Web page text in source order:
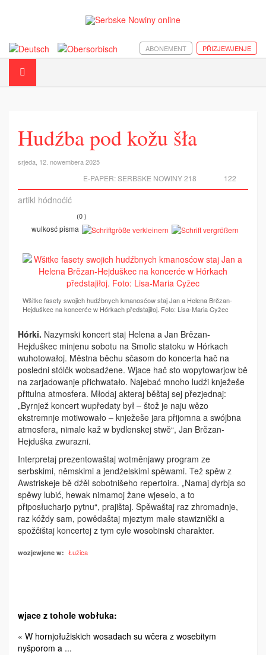
PŘIZJEWJENJE
ABONEMENT
Hudźba pod kožu šła
srjeda, 12. nowembera 2025
122
E-PAPER:SERBSKE NOWINY 218
artikl hódnoćić
(0 )
wulkosć pisma
Wšitke fasety swojich hudźbnych kmanosćow staj Jan a Helena Brězan-
Hejduškec na koncerće w Hórkach předstajiłoj. Foto: Lisa-Maria Cyžec
Hórki. Nazymski koncert staj Helena a Jan Brězan-
Hejduškec minjenu sobotu na Smolic statoku w Hórkach
wuhotowałoj. Městna běchu sčasom do koncerta hač na
posledni stólčk wobsadźene. Wjace hač sto wopytowarjow bě
na zarjadowanje přichwatało. Najebać mnoho ludźi knježeše
přitulna atmosfera. Młodaj akteraj běštaj sej přezjednaj:
„Byrnjež koncert wupředaty był – štož je naju wězo
ekstremnje motiwowało – knježeše jara přijomna a swójbna
atmosfera, nimale kaž w bydlenskej stwě“, Jan Brězan-
Hejduška zwurazni.
Interpretaj prezentowaštaj wotměnjawy program ze
serbskimi, němskimi a jendźelskimi spěwami. Tež spěw z
Awstriskeje bě dźěl sobotnišeho repertoira. „Namaj dyrbja so
spěwy lubić, hewak nimamoj žane wjeselo, a to
připosłucharjo pytnu“, prajištaj. Spěwaštaj raz zhromadnje,
raz kóždy sam, powědaštaj mjeztym małe stawiznički a
spožčištaj koncertej z tym cyle wosobinski charakter.
wozjewjene w: Łužica
wjace z tohole wobłuka:
« W hornjołužiskich wosadach su wčera z wosebitym
nyšporom a ...